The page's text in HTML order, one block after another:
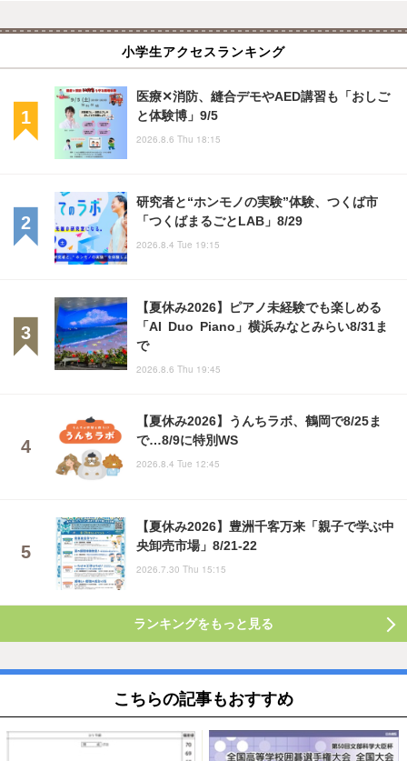
小学生アクセスランキング
医療✕消防、縫合デモやAED講習も「おしご
と体験博」9/5
2026.8.6 Thu 18:15
研究者と“ホンモノの実験”体験、つくば市
「つくばまるごとLAB」8/29
2026.8.4 Tue 19:15
【夏休み2026】ピアノ未経験でも楽しめる
「AI Duo Piano」横浜みなとみらい8/31ま
で
2026.8.6 Thu 19:45
【夏休み2026】うんちラボ、鶴岡で8/25ま
で…8/9に特別WS
2026.8.4 Tue 12:45
【夏休み2026】豊洲千客万来「親子で学ぶ中
央卸売市場」8/21-22
2026.7.30 Thu 15:15
ランキングをもっと見る
こちらの記事もおすすめ